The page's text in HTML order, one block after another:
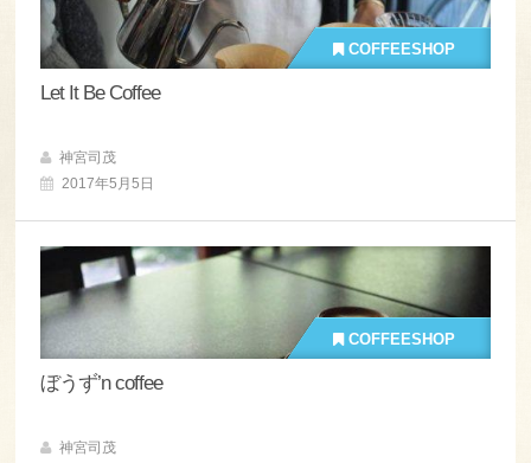
COFFEESHOP
Let It Be Coffee
神宮司茂
2017年5月5日
COFFEESHOP
ぼうず’n coffee
神宮司茂